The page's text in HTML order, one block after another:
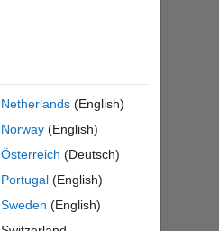
Netherlands (English)
Norway (English)
Österreich (Deutsch)
Portugal (English)
Sweden (English)